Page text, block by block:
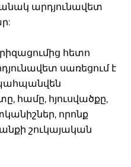
արդյունավետ
հետո
սառեցում է
համը, հյուսվածքը,
որոնք
շուկայական